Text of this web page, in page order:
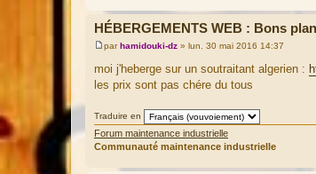
HÉBERGEMENTS WEB : Bons
M
s
s
e
parhamidouki-dz » lun. 30 mai 2016 14:37
moi j'heberge sur un soutraitant algerien :
les prix sont pas chére du tous
Traduire en
Forum maintenance industrielle
Communauté maintenance industrielle